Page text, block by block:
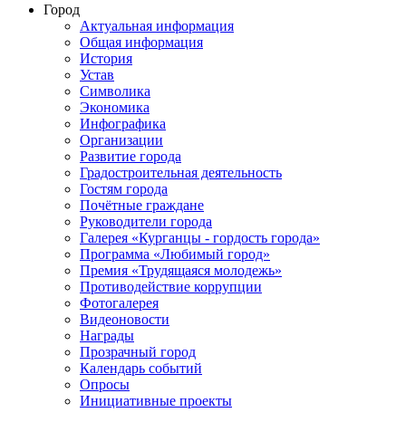
Город
Актуальная информация
Общая информация
История
Устав
Символика
Экономика
Инфографика
Организации
Развитие города
Градостроительная деятельность
Гостям города
Почётные граждане
Руководители города
Галерея «Курганцы - гордость города»
Программа «Любимый город»
Премия «Трудящаяся молодежь»
Противодействие коррупции
Фотогалерея
Видеоновости
Награды
Прозрачный город
Календарь событий
Опросы
Инициативные проекты